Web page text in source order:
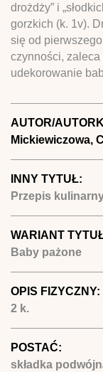
drożdży” i
gorzkich (k. 1v).
się od
czynności, zaleca
udekorowanie
AUTOR/
Mickiewiczowa,
INNY TYTUŁ:
Przepis
WARIANT
Baby pażone
OPIS FIZYCZNY:
2 k.
POSTAĆ:
składka